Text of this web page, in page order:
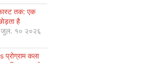
तक: एक
है
जुल. १० २०२६
प्रोग्राम कला